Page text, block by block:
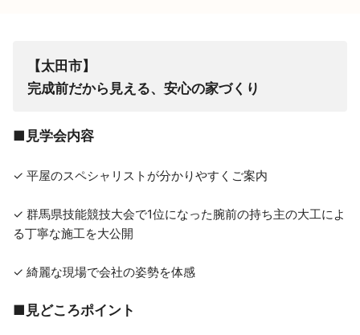
【太田市】
完成前だから見える、安心の家づくり
■ 見学会内容
✓ 平屋のスペシャリストが分かりやすくご案内
✓ 群馬県技能競技大会で1位になった腕前の持ち主の大工によ
る丁寧な施工を大公開
✓ 綺麗な現場で会社の姿勢を体感
■ 見どころポイント